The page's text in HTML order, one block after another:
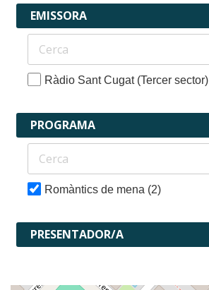
EMISSORA
Ràdio Sant Cugat (Tercer sector)
PROGRAMA
Romàntics de mena (2)
PRESENTADOR/A